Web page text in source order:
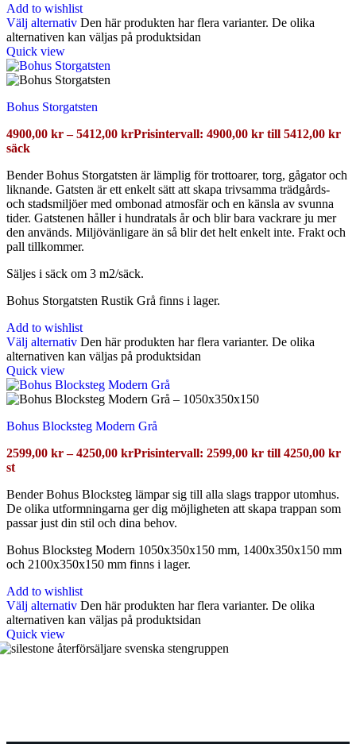
Add to wishlist
Välj alternativ Den här produkten har flera varianter. De olika
alternativen kan väljas på produktsidan
Quick view
Bohus Storgatsten
4900,00 kr – 5412,00 krPrisintervall: 4900,00 kr till 5412,00 kr
säck
Bender Bohus Storgatsten är lämplig för trottoarer, torg, gågator och
liknande. Gatsten är ett enkelt sätt att skapa trivsamma trädgårds-
och stadsmiljöer med ombonad atmosfär och en känsla av svunna
tider. Gatstenen håller i hundratals år och blir bara vackrare ju mer
den används. Miljövänligare än så blir det helt enkelt inte. Frakt och
pall tillkommer.
Säljes i säck om 3 m2/säck.
Bohus Storgatsten Rustik Grå finns i lager.
Add to wishlist
Välj alternativ Den här produkten har flera varianter. De olika
alternativen kan väljas på produktsidan
Quick view
Bohus Blocksteg Modern Grå
2599,00 kr – 4250,00 krPrisintervall: 2599,00 kr till 4250,00 kr
st
Bender Bohus Blocksteg lämpar sig till alla slags trappor utomhus.
De olika utformningarna ger dig möjligheten att skapa trappan som
passar just din stil och dina behov.
Bohus Blocksteg Modern 1050x350x150 mm, 1400x350x150 mm
och 2100x350x150 mm finns i lager.
Add to wishlist
Välj alternativ Den här produkten har flera varianter. De olika
alternativen kan väljas på produktsidan
Quick view